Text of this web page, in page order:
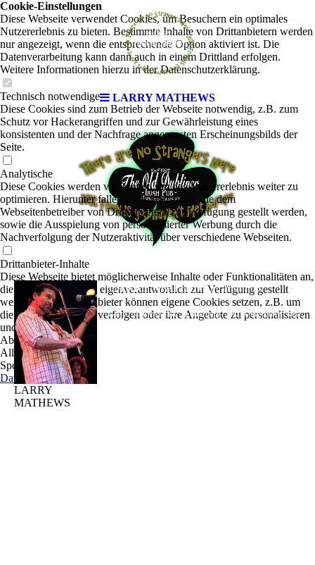
LARRY MATHEWS
LARRY
MATHEWS
LARRY MATHEWS |Irish Folk
Larry Mathews ist in Harburg und Umgebung kein
Cookie-Einstellungen
Diese Webseite verwendet Cookies, um Besuchern ein optimales
Nutzererlebnis zu bieten. Bestimmte Inhalte von Drittanbietern werden
nur angezeigt, wenn die entsprechende Option aktiviert ist. Die
Datenverarbeitung kann dann auch in einem Drittland erfolgen.
Weitere Informationen hierzu in der Datenschutzerklärung.
Technisch notwendige
Diese Cookies sind zum Betrieb der Webseite notwendig, z.B. zum
Schutz vor Hackerangriffen und zur Gewährleistung eines
konsistenten und der Nachfrage angepassten Erscheinungsbilds der
Seite.
Analytische
Diese Cookies werden verwendet, um das Nutzererlebnis weiter zu
optimieren. Hierunter fallen auch Statistiken, die dem
Webseitenbetreiber von Drittanbietern zur Verfügung gestellt werden,
sowie die Ausspielung von personalisierter Werbung durch die
Nachverfolgung der Nutzeraktivität über verschiedene Webseiten.
Drittanbieter-Inhalte
Diese Webseite bietet möglicherweise Inhalte oder Funktionalitäten an,
die von Drittanbietern eigenverantwortlich zur Verfügung gestellt
werden. Diese Drittanbieter können eigene Cookies setzen, z.B. um
die Nutzeraktivität zu verfolgen oder ihre Angebote zu personalisieren
und zu optimieren.
Ablehnen
Alle akzeptieren
Speichern
Datenschutz